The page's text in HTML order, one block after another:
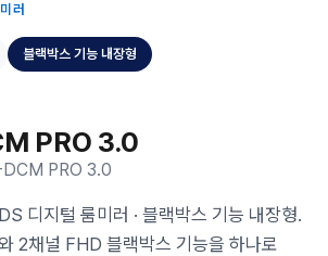
러
블랙박스 기능 내장형
PRO 3.0
PRO 3.0
디지털 룸미러 · 블랙박스 기능 내장형.
2채널 FHD 블랙박스 기능을 하나로